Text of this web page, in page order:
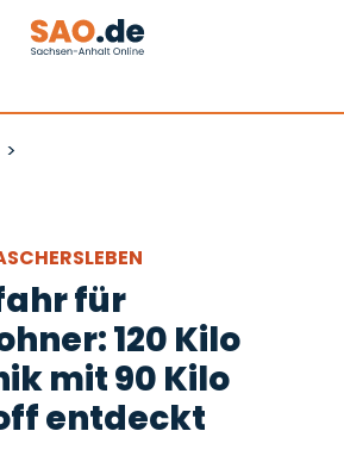
>
für
120 Kilo
mit 90 Kilo
entdeckt